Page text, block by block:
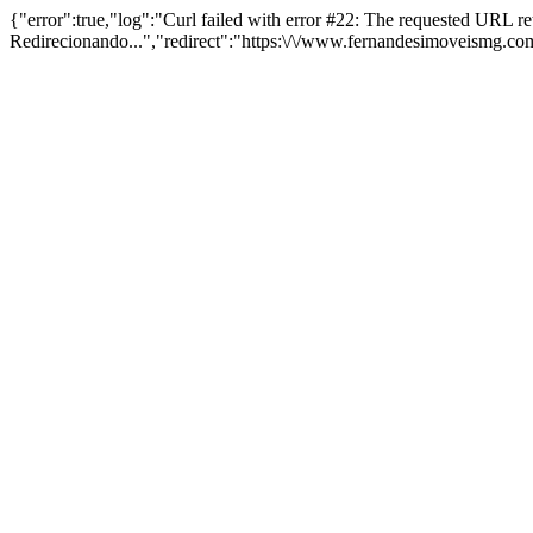
{"error":true,"log":"Curl failed with error #22: The requested URL
Redirecionando...","redirect":"https:\/\/